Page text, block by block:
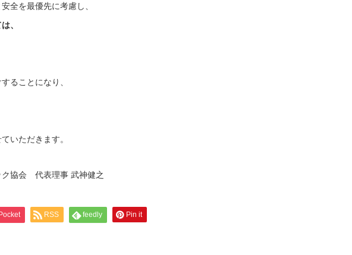
全を最優先に考慮し、
、
ることになり、
ていただきます。
代表理事 武神健之
RSS feedly Pin it